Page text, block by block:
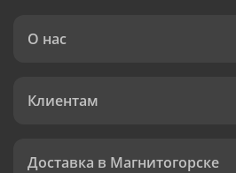
О нас
Клиентам
Доставка в Магнитогорске